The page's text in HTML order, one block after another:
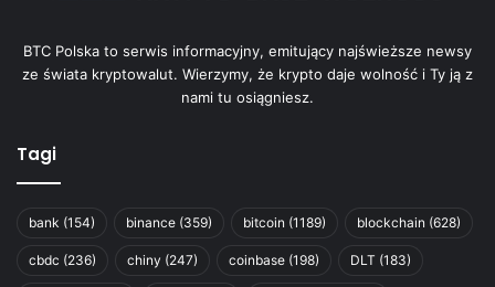
BTC Polska to serwis informacyjny, emitujący najświeższe newsy
ze świata kryptowalut. Wierzymy, że krypto daje wolność i Ty ją z
nami tu osiągniesz.
Tagi
bank (154) binance (359) bitcoin (1189) blockchain (628)
cbdc (236) chiny (247) coinbase (198) DLT (183)